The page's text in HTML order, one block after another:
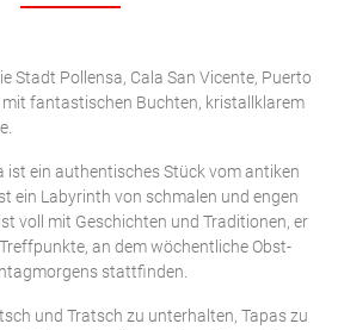
Stadt Pollensa, Cala San Vicente, Puerto
fantastischen Buchten, kristallklarem
ist ein authentisches Stück vom antiken
ein Labyrinth von schmalen und engen
voll mit Geschichten und Traditionen, er
an dem wöchentliche Obst-
stattfinden.
und Tratsch zu unterhalten, Tapas zu